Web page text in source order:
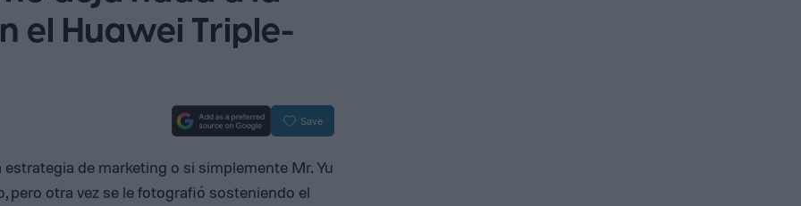
el Huawei Triple-
Save
de marketing o si simplemente Mr. Yu
pero otra vez se le fotografió sosteniendo el